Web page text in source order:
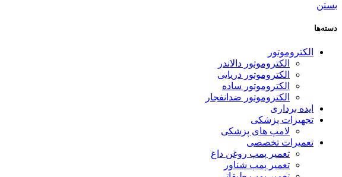
بستن
دسته‌ها
الکتروموتور
الکتروموتور دالاندر
الکتروموتور دریایی
الکتروموتور ساده
الکتروموتور ضدانفجار
ایده برداری
تجهیزات پزشکی
لامپ های پزشکی
تعمیرات تخصصی
تعمیر پمپ روغن داغ
تعمیر پمپ شناور